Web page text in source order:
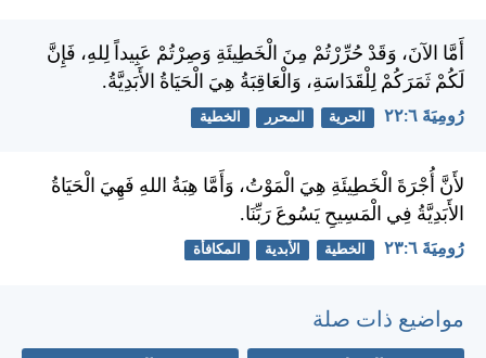
أَمَّا الآنَ، وَقَدْ حُرِّرْتُمْ مِنَ الْخَطِيئَةِ وَصِرْتُمْ عَبِيداً لِلهِ، فَإِنَّ
لَكُمْ ثَمَرَكُمْ لِلْقَدَاسَةِ، وَالْعَاقِبَةُ هِيَ الْحَيَاةُ الأَبَدِيَّةُ.
رُومِيَةَ ٦:‏٢٢ الحرية المحرر الخطية
لأَنَّ أُجْرَةَ الْخَطِيئَةِ هِيَ الْمَوْتُ، وَأَمَّا هِبَةُ اللهِ فَهِيَ الْحَيَاةُ
الأَبَدِيَّةُ فِي الْمَسِيحِ يَسُوعَ رَبِّنَا.
رُومِيَةَ ٦:‏٢٣ الخطية الأبدية المكافأة
مواضيع ذات صلة